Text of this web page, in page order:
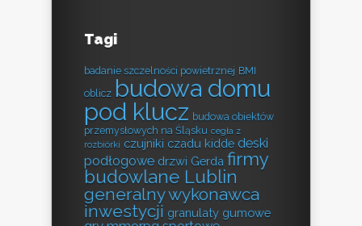
Tagi
badanie szczelności powietrznej BMI
oblicz budowa domu
pod klucz budowa obiektów
przemysłowych na Śląsku cegła z
rozbiórki czujniki czadu kidde deski
podłogowe drzwi Gerda firmy
budowlane Lublin
generalny wykonawca
inwestycji granulaty gumowe